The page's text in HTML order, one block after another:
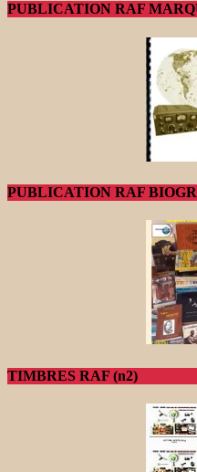
PUBLICATION RAF
PUBLICATION RAF
TIMBRES RAF (n2)